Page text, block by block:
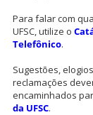
Para falar com
UFSC, utilize o
Telefônico.
Sugestões,
reclamações
encaminhados
da UFSC.